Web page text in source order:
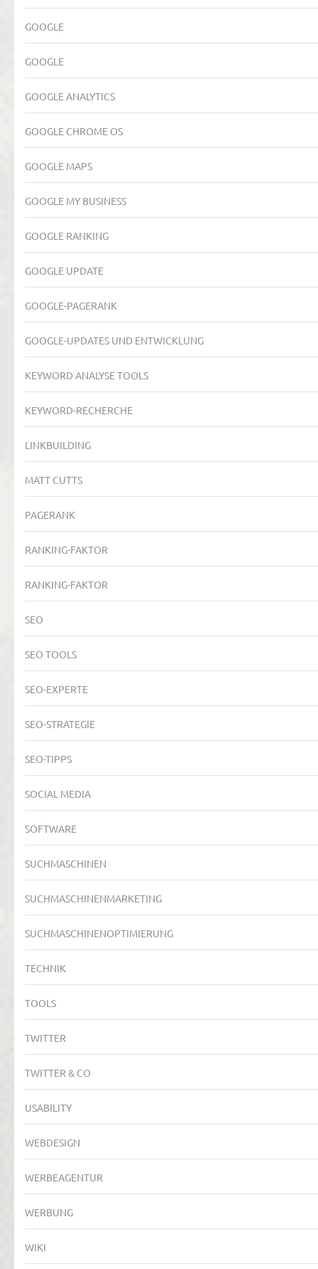
GOOGLE
GOOGLE
GOOGLE ANALYTICS
GOOGLE CHROME OS
GOOGLE MAPS
GOOGLE MY BUSINESS
GOOGLE RANKING
GOOGLE UPDATE
GOOGLE-PAGERANK
GOOGLE-UPDATES UND ENTWICKLUNG
KEYWORD ANALYSE TOOLS
KEYWORD-RECHERCHE
LINKBUILDING
MATT CUTTS
PAGERANK
RANKING-FAKTOR
RANKING-FAKTOR
SEO
SEO TOOLS
SEO-EXPERTE
SEO-STRATEGIE
SEO-TIPPS
SOCIAL MEDIA
SOFTWARE
SUCHMASCHINEN
SUCHMASCHINENMARKETING
SUCHMASCHINENOPTIMIERUNG
TECHNIK
TOOLS
TWITTER
TWITTER & CO
USABILITY
WEBDESIGN
WERBEAGENTUR
WERBUNG
WIKI